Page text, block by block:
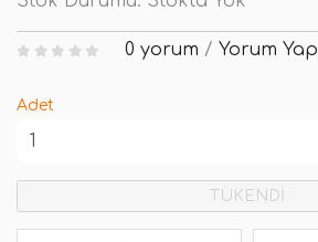
0 yorum / Yorum Yap
Adet
TÜKENDİ